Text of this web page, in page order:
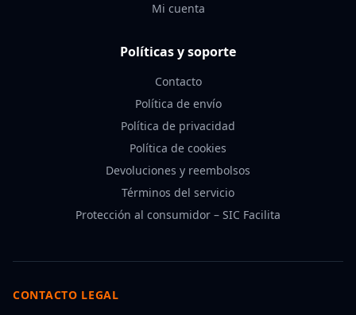
Mi cuenta
Políticas y soporte
Contacto
Política de envío
Política de privacidad
Política de cookies
Devoluciones y reembolsos
Términos del servicio
Protección al consumidor – SIC Facilita
CONTACTO LEGAL